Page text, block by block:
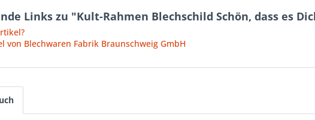
Links zu "Kult-Rahmen Blechschild Schön, dass es
von Blechwaren Fabrik Braunschweig GmbH